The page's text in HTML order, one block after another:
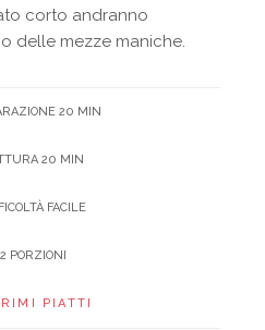
corto andranno
delle mezze maniche.
20 MIN
20 MIN
FACILE
2 PORZIONI
PIATTI